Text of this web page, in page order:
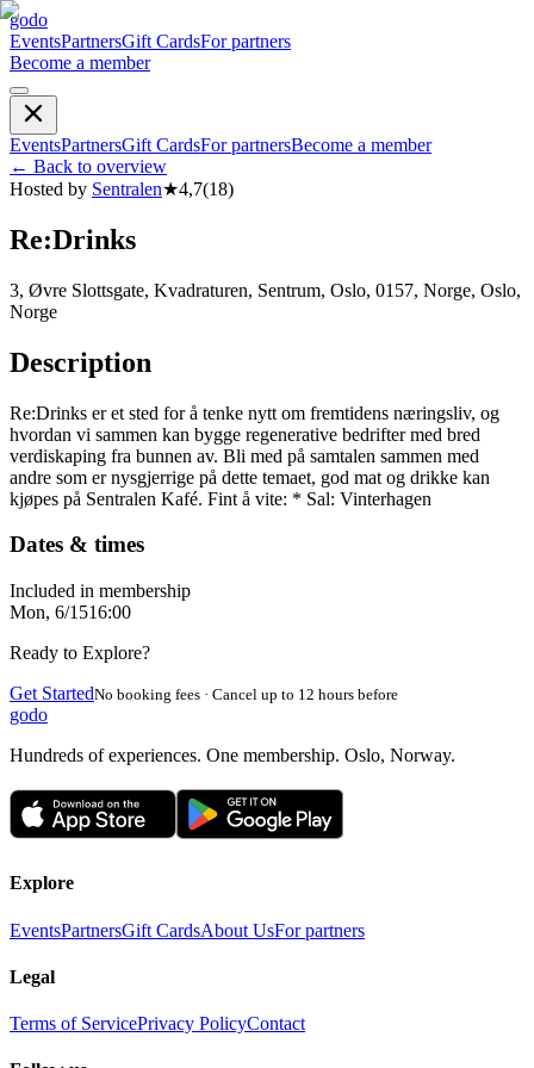
godo
EventsPartnersGift CardsFor partners
Become a member
EventsPartnersGift CardsFor partnersBecome a member
← Back to overview
Hosted by Sentralen★4,7(18)
Re:Drinks
3, Øvre Slottsgate, Kvadraturen, Sentrum, Oslo, 0157, Norge, Oslo,
Norge
Description
Re:Drinks er et sted for å tenke nytt om fremtidens næringsliv, og
hvordan vi sammen kan bygge regenerative bedrifter med bred
verdiskaping fra bunnen av. Bli med på samtalen sammen med
andre som er nysgjerrige på dette temaet, god mat og drikke kan
kjøpes på Sentralen Kafé. Fint å vite: * Sal: Vinterhagen
Dates & times
Included in membership
Mon, 6/1516:00
Ready to Explore?
Get StartedNo booking fees · Cancel up to 12 hours before
godo
Hundreds of experiences. One membership. Oslo, Norway.
Explore
EventsPartnersGift CardsAbout UsFor partners
Legal
Terms of ServicePrivacy PolicyContact